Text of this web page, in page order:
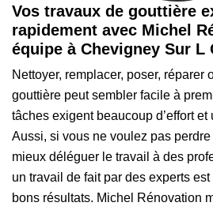
Vos travaux de gouttière
rapidement avec Michel
équipe à Chevigney Sur L
Nettoyer, remplacer, poser, réparer
gouttière peut sembler facile à
tâches exigent beaucoup d’effort
Aussi, si vous ne voulez pas
mieux déléguer le travail à des
un travail de fait par des experts
bons résultats. Michel Rénovation